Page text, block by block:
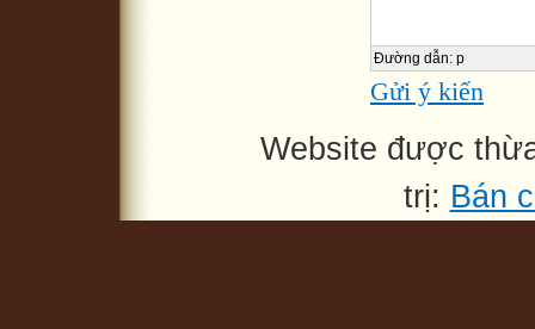
Đường dẫn: p
Gửi ý kiến
Website được
trị: Bán